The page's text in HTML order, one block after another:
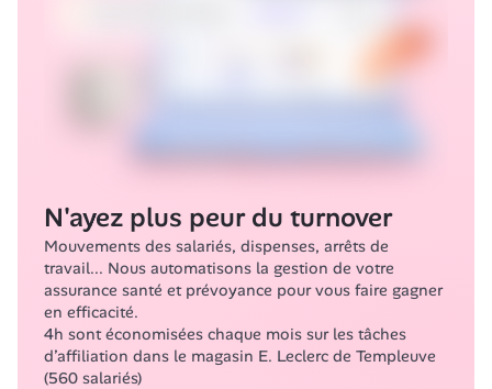
N'ayez plus peur du turnover
Mouvements des salariés, dispenses, arrêts de
travail... Nous automatisons la gestion de votre
assurance santé et prévoyance pour vous faire gagner
en efficacité.
4h sont économisées chaque mois sur les tâches
d’affiliation dans le magasin E. Leclerc de Templeuve
(560 salariés)